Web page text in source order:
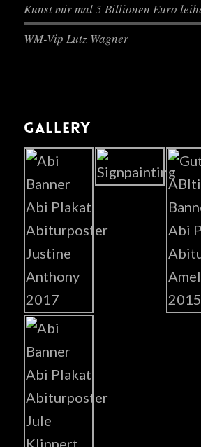
Kunst mir mal 5 Billionen Euro
WM-Vip Lutz Wagner
GALLERY